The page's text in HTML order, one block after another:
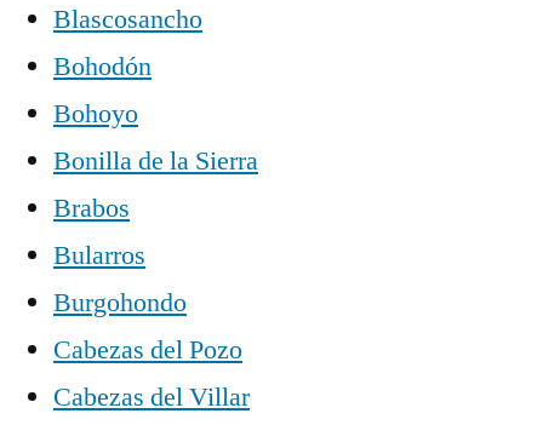
Blascosancho
Bohodón
Bohoyo
Bonilla de la Sierra
Brabos
Bularros
Burgohondo
Cabezas del Pozo
Cabezas del Villar